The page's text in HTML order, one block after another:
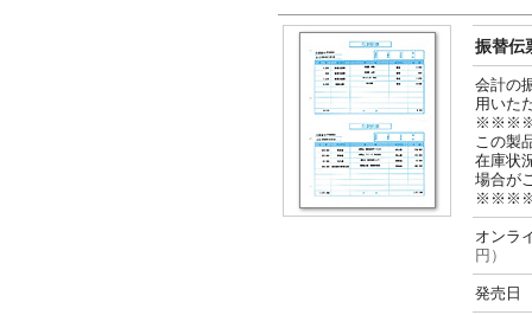
振替伝
会計の
用いた
この製
在庫状
場合が
オン
円）
発売日